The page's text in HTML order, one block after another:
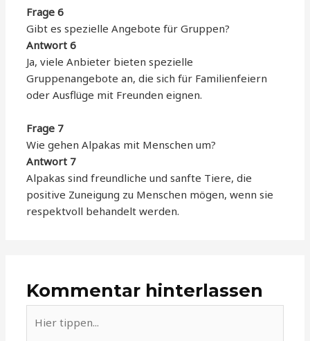
Frage 6
Gibt es spezielle Angebote für Gruppen?
Antwort 6
Ja, viele Anbieter bieten spezielle
Gruppenangebote an, die sich für Familienfeiern
oder Ausflüge mit Freunden eignen.
Frage 7
Wie gehen Alpakas mit Menschen um?
Antwort 7
Alpakas sind freundliche und sanfte Tiere, die
positive Zuneigung zu Menschen mögen, wenn sie
respektvoll behandelt werden.
Kommentar hinterlassen
tippen...